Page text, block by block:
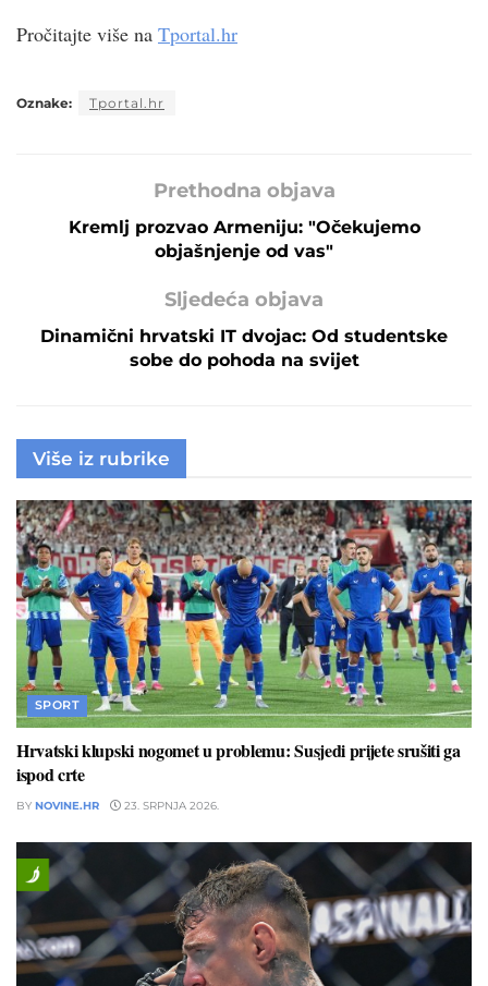
Pročitajte više na Tportal.hr
Oznake: Tportal.hr
Prethodna objava
Kremlj prozvao Armeniju: "Očekujemo
objašnjenje od vas"
Sljedeća objava
Dinamični hrvatski IT dvojac: Od studentske
sobe do pohoda na svijet
Više iz rubrike
SPORT
Hrvatski klupski nogomet u problemu: Susjedi prijete srušiti ga
ispod crte
BY NOVINE.HR 23. SRPNJA 2026.